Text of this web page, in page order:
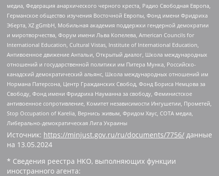
медиа, Федерация анархического черного креста, Радио Свободная Европа,
Германское общество изучения Восточной Европы, Фонд имени Фридриха
Эберта, XZ gGmbH, Мобильная академия поддержки гендерной демократии
и миротворчества, Форум имени Льва Копелева, American Councils for
International Education, Cultural Vistas, Institute of International Education,
Антивоенное движение Антальи, Открытый диалог, Школа международных
отношений и государственной политики им Питера Мунка, Российско-
канадский демократический альянс, Школа международных отношений им
Нормана Патерсона, Центр Гражданских Свобод, Фонд Бориса Немцова за
Свободу, Фонд имени Фридриха Науманна за свободу, Феминистское
антивоенное сопротивление, Комитет независимости Ингушетии, Прометей,
Stop Occupation of Karelia, Вернись живым, Фридом Хаус, СОТА медиа,
Либерально-демократическая Лига Украины
Источник: https://minjust.gov.ru/ru/documents/7756/ данные
на 13.05.2024
* Сведения реестра НКО, выполняющих функции
иностранного агента: